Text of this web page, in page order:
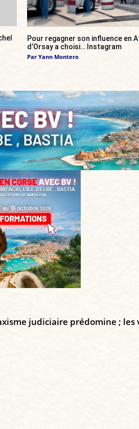
Pour regagner son influence en
d’Orsay a choisi… Instagram
Par Yann Montero
judiciaire prédomine ;